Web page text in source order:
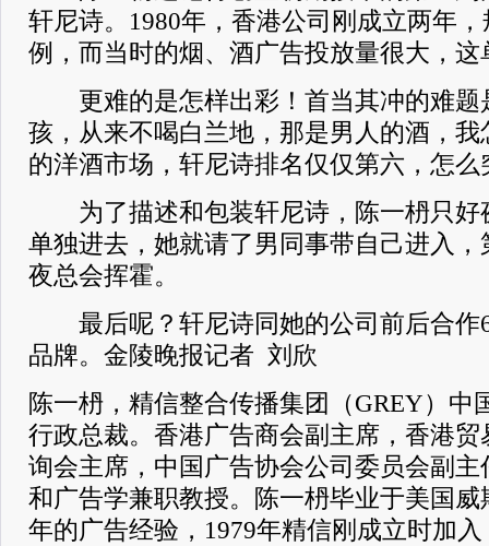
轩尼诗。1980年，香港公司刚成立两年
例，而当时的烟、酒广告投放量很大，
更难的是怎样出彩！首当其冲的难题
孩，从来不喝白兰地，那是男人的酒，我
的洋酒市场，轩尼诗排名仅仅第六，怎么
为了描述和包装轩尼诗，陈一枬只好
单独进去，她就请了男同事带自己进入
夜总会挥霍。
最后呢？轩尼诗同她的公司前后合作
品牌。金陵晚报记者 刘欣
陈一枬，精信整合传播集团（GREY）中
行政总裁。香港广告商会副主席，香港
询会主席，中国广告协会公司委员会副
和广告学兼职教授。陈一枬毕业于美国
年的广告经验，1979年精信刚成立时加